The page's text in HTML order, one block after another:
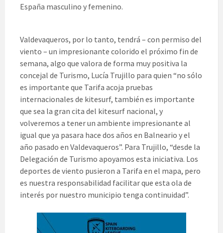
España masculino y femenino.
Valdevaqueros, por lo tanto, tendrá – con permiso del
viento – un impresionante colorido el próximo fin de
semana, algo que valora de forma muy positiva la
concejal de Turismo, Lucía Trujillo para quien “no sólo
es importante que Tarifa acoja pruebas
internacionales de kitesurf, también es importante
que sea la gran cita del kitesurf nacional, y
volveremos a tener un ambiente impresionante al
igual que ya pasara hace dos años en Balneario y el
año pasado en Valdevaqueros”. Para Trujillo, “desde la
Delegación de Turismo apoyamos esta iniciativa. Los
deportes de viento pusieron a Tarifa en el mapa, pero
es nuestra responsabilidad facilitar que esta ola de
interés por nuestro municipio tenga continuidad”.